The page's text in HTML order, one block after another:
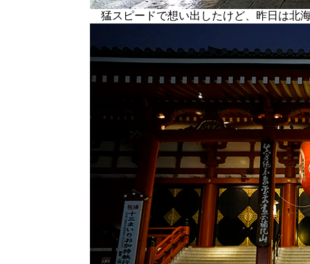
猛スピードで想い出したけど、昨日は北